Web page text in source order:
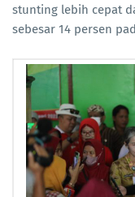
stunting lebih cepat
sebesar 14 persen